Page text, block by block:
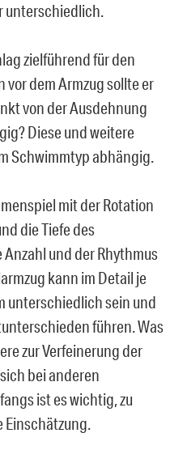
unterschiedlich.
zielführend für den
vor dem Armzug sollte er
von der Ausdehnung
Diese und weitere
Schwimmtyp abhängig.
mit der Rotation
die Tiefe des
und der Rhythmus
kann im Detail je
unterschiedlich sein und
führen. Was
zur Verfeinerung der
bei anderen
ist es wichtig, zu
Einschätzung.